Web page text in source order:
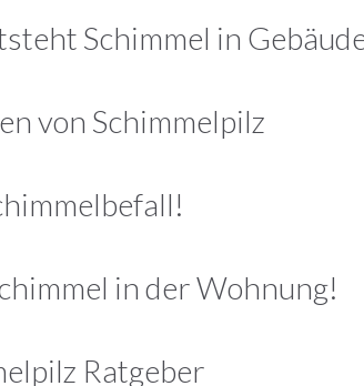
Schimmel in
von Schimmelpilz
in der Wohnung!
Ratgeber